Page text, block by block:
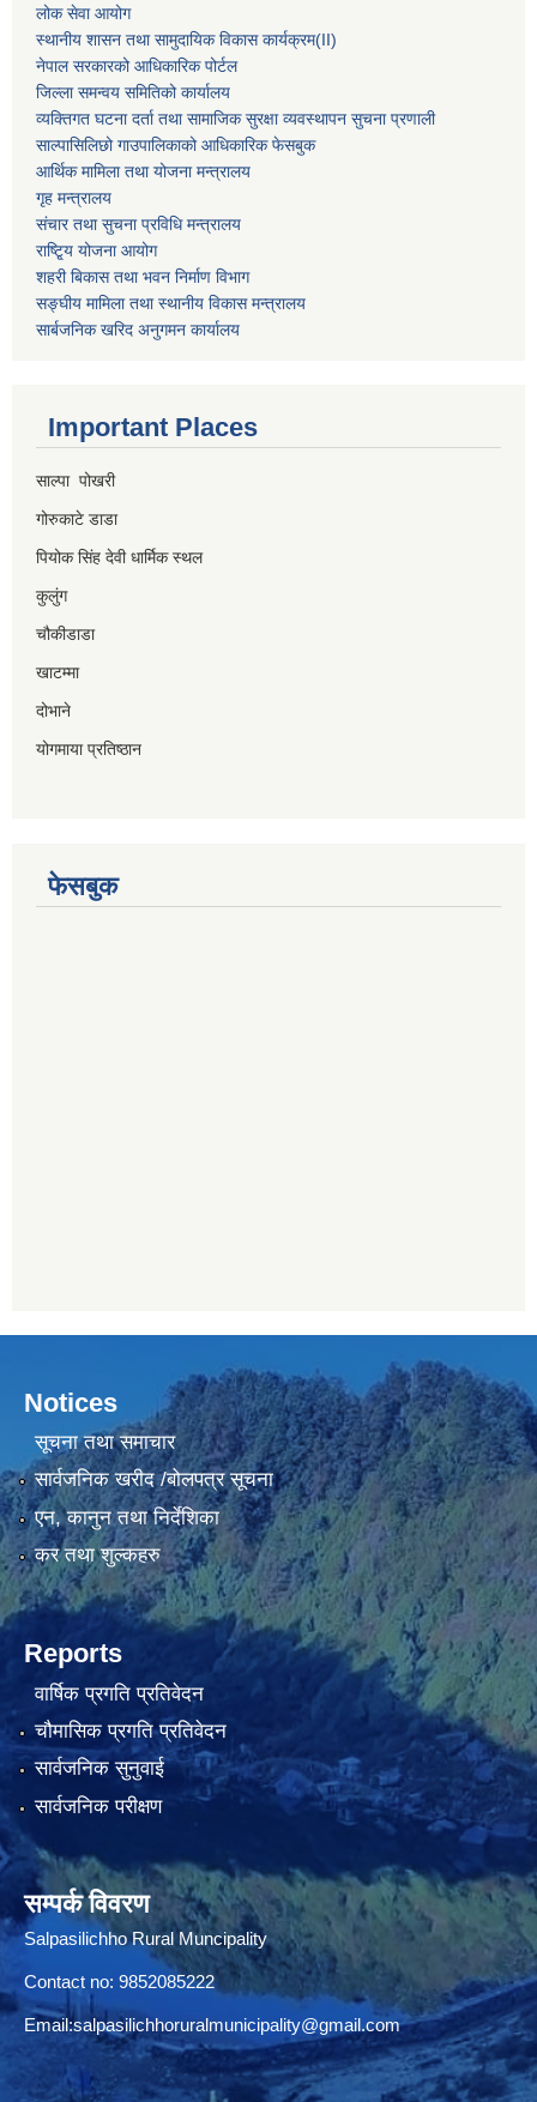
लोक सेवा आयोग
स्थानीय शासन तथा सामुदायिक विकास कार्यक्रम(II)
नेपाल सरकारको आधिकारिक पोर्टल
जिल्ला समन्वय समितिको कार्यालय
व्यक्तिगत घटना दर्ता तथा सामाजिक सुरक्षा व्यवस्थापन सुचना प्रणाली
साल्पासिलिछो गाउपालिकाको आधिकारिक फेसबुक
आर्थिक मामिला तथा योजना मन्त्रालय
गृह मन्त्रालय
संचार तथा सुचना प्रविधि मन्त्रालय
राष्टि्ृय योजना आयोग
शहरी बिकास तथा भवन निर्माण विभाग
सङ्घीय मामिला तथा स्थानीय विकास मन्त्रालय
सार्बजनिक खरिद अनुगमन कार्यालय
Important Places
साल्पा पोखरी
गोरुकाटे डाडा
पियोक सिंह देवी धार्मिक स्थल
कुलुंग
चौकीडाडा
खाटम्मा
दोभाने
योगमाया प्रतिष्ठान
फेसबुक
Notices
सूचना तथा समाचार
सार्वजनिक खरीद /बोलपत्र सूचना
एन, कानुन तथा निर्देशिका
कर तथा शुल्कहरु
Reports
वार्षिक प्रगति प्रतिवेदन
चौमासिक प्रगति प्रतिवेदन
सार्वजनिक सुनुवाई
सार्वजनिक परीक्षण
सम्पर्क विवरण
Salpasilichho Rural Muncipality
Contact no: 9852085222
Email:salpasilichhoruralmunicipality@gmail.com